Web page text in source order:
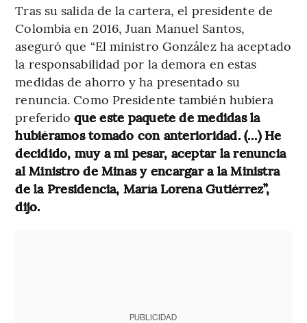
Tras su salida de la cartera, el presidente de
Colombia en 2016, Juan Manuel Santos,
aseguró que “El ministro González ha aceptado
la responsabilidad por la demora en estas
medidas de ahorro y ha presentado su
renuncia. Como Presidente también hubiera
preferidoque este paquete de medidas la
hubiéramos tomado con anterioridad. (…) He
decidido, muy a mi pesar, aceptar la renuncia
al Ministro de Minas y encargar a la Ministra
de la Presidencia, María Lorena Gutiérrez”,
dijo.
PUBLICIDAD